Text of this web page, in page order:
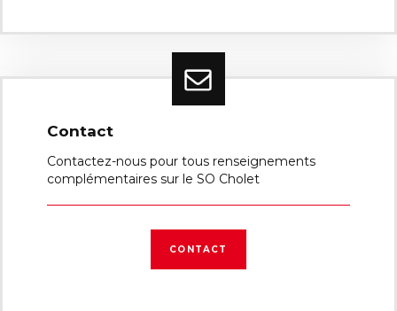
Contact
Contactez-nous pour tous renseignements
complémentaires sur le SO Cholet
CONTACT